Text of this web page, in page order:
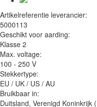
Artikelreferentie leverancier:
5000113
Geschikt voor aarding:
Klasse 2
Max. voltage:
100 - 250 V
Stekkertype:
EU / UK / US / AU
Bruikbaar in:
Duitsland, Verenigd Koninkrijk